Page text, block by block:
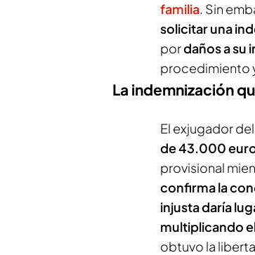
familia. Sin
solicitar una
pordaños a su
procedimiento
La indemnización
El exjugador
de 43.000
provisional
confirma la
injusta daría
multiplicando
obtuvo la